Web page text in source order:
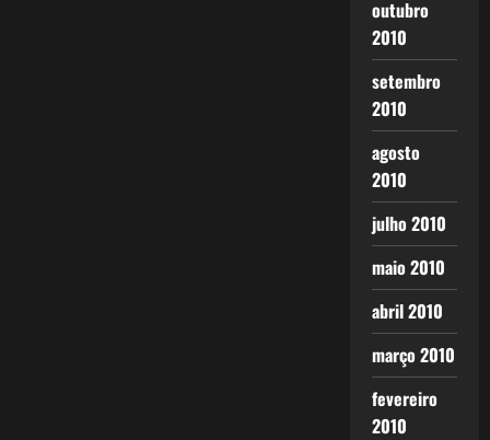
outubro
2010
setembro
2010
agosto
2010
julho 2010
maio 2010
abril 2010
março 2010
fevereiro
2010